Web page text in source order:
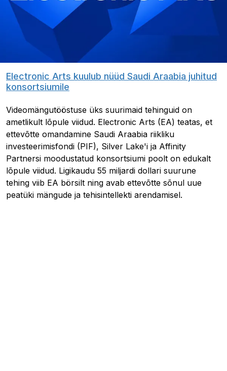
Electronic Arts kuulub nüüd Saudi Araabia juhitud
konsortsiumile
Videomängutööstuse üks suurimaid tehinguid on
ametlikult lõpule viidud. Electronic Arts (EA) teatas, et
ettevõtte omandamine Saudi Araabia riikliku
investeerimisfondi (PIF), Silver Lake'i ja Affinity
Partnersi moodustatud konsortsiumi poolt on edukalt
lõpule viidud. Ligikaudu 55 miljardi dollari suurune
tehing viib EA börsilt ning avab ettevõtte sõnul uue
peatüki mängude ja tehisintellekti arendamisel.